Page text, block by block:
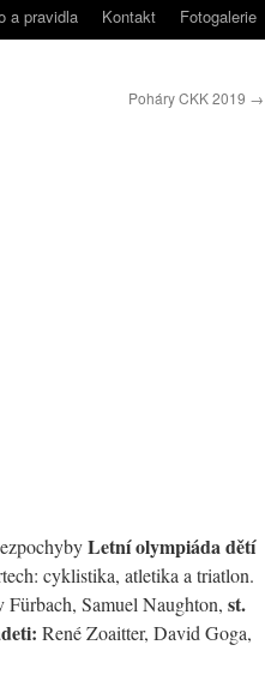
a pravidla Kontakt Fotogalerie
Poháry CKK 2019 →
Letní olympiáda dětí
cyklistika, atletika a triatlon.
Samuel Naughton, st.
René Zoaitter, David Goga,